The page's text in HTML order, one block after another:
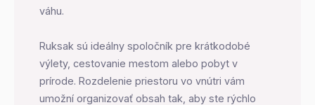
váhu.
Ruksak sú ideálny spoločník pre krátkodobé
výlety, cestovanie mestom alebo pobyt v
prírode. Rozdelenie priestoru vo vnútri vám
umožní organizovať obsah tak, aby ste rýchlo